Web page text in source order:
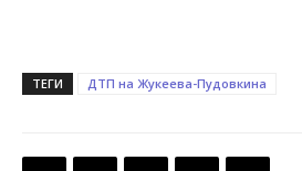
ТЕГИ ДТП на Жукеева-Пудовкина